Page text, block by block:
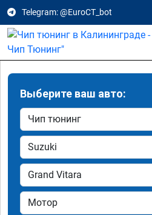
Telegram: @EuroCT_bot
Выберите ваш авто: